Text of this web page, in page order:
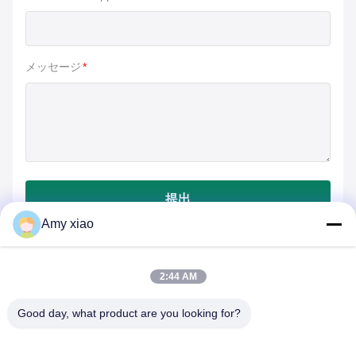
メッセージ*
提出
Amy xiao
2:44 AM
Good day, what product are you looking for?